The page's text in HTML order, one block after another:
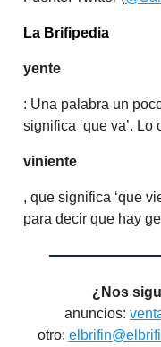
La Brifipedia
yente
: Una palabra un
significa ‘que va’. Lo
viniente
, que significa ‘que
para decir que hay
¿Nos
anuncios:
otro: